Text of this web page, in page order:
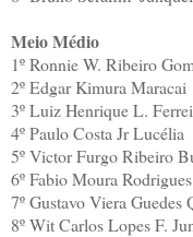
Meio Médio
1ºRonnie W. Ribeiro
2ºEdgar Kimura Maracai
3ºLuiz Henrique L.
4ºPaulo Costa JrLucélia
5ºVictor Furgo Ribeiro
6ºFabio Moura Rodrigues
7ºGustavo Viera Guedes
8ºWit Carlos Lopes F.